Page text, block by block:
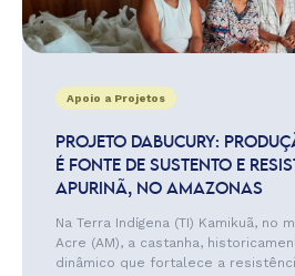
Apoio a Projetos
PROJETO DABUCURY:
É FONTE DE SUSTENTO E
APURINÃ, NO AMAZONAS
Na Terra Indígena (TI) Kamikuã, no
Acre (AM), a castanha,
dinâmico que fortalece a